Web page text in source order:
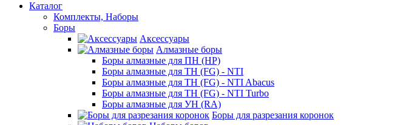
Каталог
Комплекты, Наборы
Боры
Аксессуары
Алмазные боры
Боры алмазные для ПН (HP)
Боры алмазные для ТН (FG) - NTI
Боры алмазные для ТН (FG) - NTI Abacus
Боры алмазные для ТН (FG) - NTI Turbo
Боры алмазные для УН (RA)
Боры для разрезания коронок